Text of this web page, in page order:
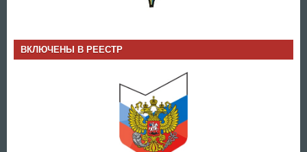
ВКЛЮЧЕНЫ В РЕЕСТР